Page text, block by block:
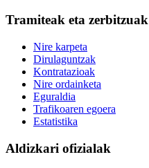
Tramiteak eta zerbitzuak
Nire karpeta
Dirulaguntzak
Kontratazioak
Nire ordainketa
Eguraldia
Trafikoaren egoera
Estatistika
Aldizkari ofizialak